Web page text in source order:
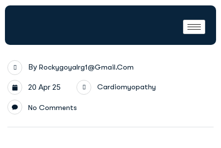
By Rockygoyalrg1@gmail.com
20 Apr 25 Cardiomyopathy
No Comments